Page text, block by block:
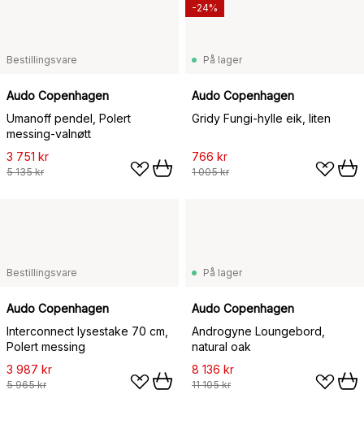
Bestillingsvare
Audo Copenhagen
Umanoff pendel, Polert
messing-valnøtt
3 751 kr
5 135 kr
På lager
Audo Copenhagen
Gridy Fungi-hylle eik, liten
766 kr
1 005 kr
-24%
Bestillingsvare
Audo Copenhagen
Interconnect lysestake 70 cm,
Polert messing
3 987 kr
5 965 kr
På lager
Audo Copenhagen
Androgyne Loungebord,
natural oak
8 136 kr
11 105 kr